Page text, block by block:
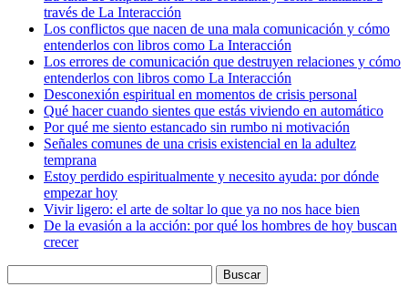
través de La Interacción
Los conflictos que nacen de una mala comunicación y cómo
entenderlos con libros como La Interacción
Los errores de comunicación que destruyen relaciones y cómo
entenderlos con libros como La Interacción
Desconexión espiritual en momentos de crisis personal
Qué hacer cuando sientes que estás viviendo en automático
Por qué me siento estancado sin rumbo ni motivación
Señales comunes de una crisis existencial en la adultez
temprana
Estoy perdido espiritualmente y necesito ayuda: por dónde
empezar hoy
Vivir ligero: el arte de soltar lo que ya no nos hace bien
De la evasión a la acción: por qué los hombres de hoy buscan
crecer